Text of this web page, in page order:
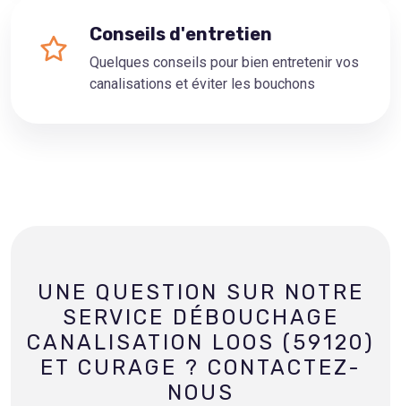
Conseils d'entretien
Quelques conseils pour bien entretenir vos
canalisations et éviter les bouchons
UNE QUESTION SUR NOTRE
SERVICE DÉBOUCHAGE
CANALISATION LOOS (59120)
ET CURAGE ? CONTACTEZ-
NOUS